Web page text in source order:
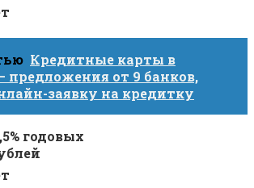
Кредитные карты в
предложения от 9 банков,
заявку на кредитку
годовых